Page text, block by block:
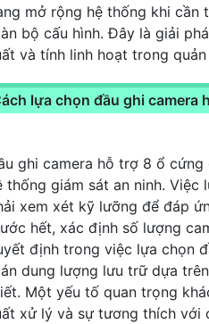
mở rộng hệ thống khi cần
bộ cấu hình. Đây là giải
và tính linh hoạt trong
lựa chọn đầu ghi camera
ghi camera hỗ trợ 8 ổ
thống giám sát an ninh. Việc
xem xét kỹ lưỡng để đáp
hết, xác định số lượng
định trong việc lựa chọn
dung lượng lưu trữ dựa
Một yếu tố quan trọng
xử lý và sự tương thích với